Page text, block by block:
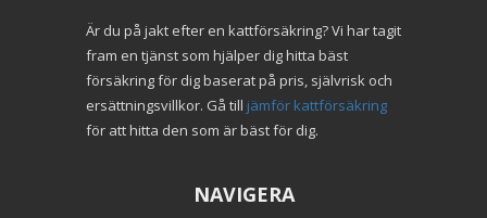
Är du på jakt efter en kattförsäkring? Vi har tagit
fram en tjänst som hjälper dig hitta bäst
försäkring för dig baserat på pris, självrisk och
ersättningsvillkor. Gå till jämför kattförsäkring
för att hitta den som är bäst för dig.
NAVIGERA